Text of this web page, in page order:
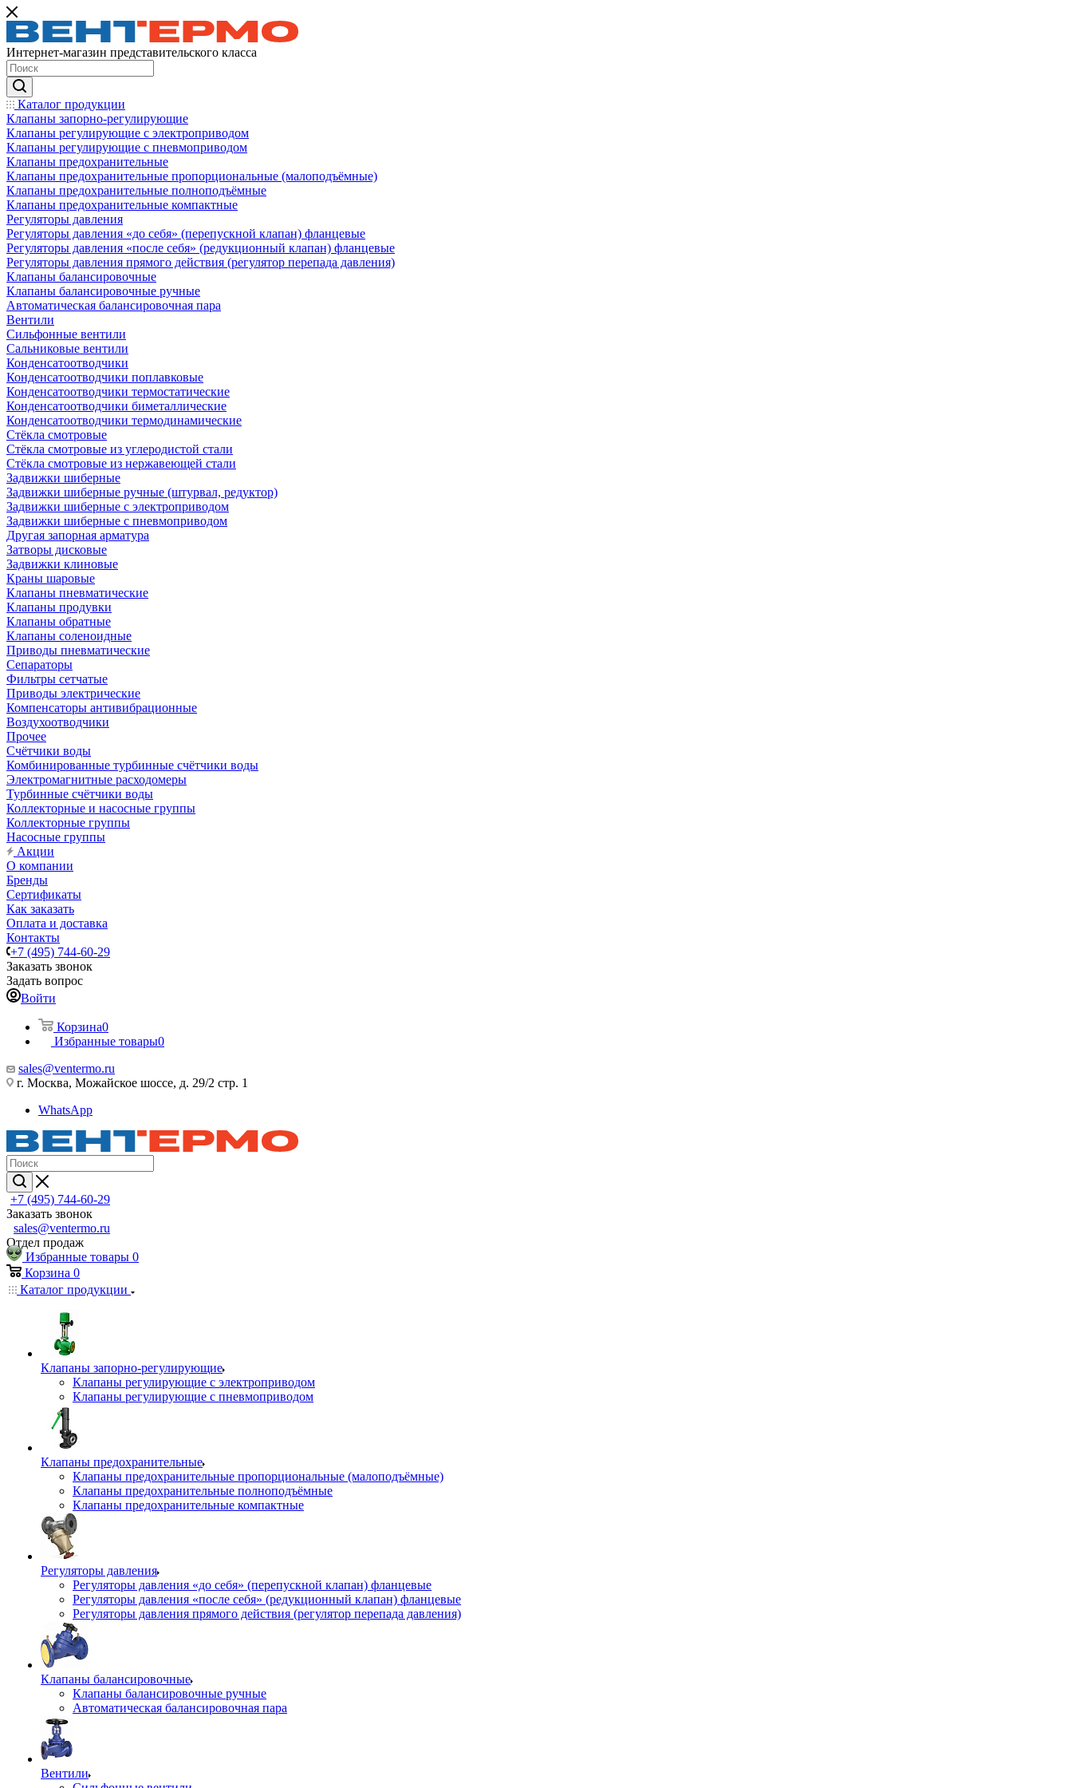
Интернет-магазин представительского класса
Каталог продукции
Клапаны запорно-регулирующие
Клапаны регулирующие с электроприводом
Клапаны регулирующие с пневмоприводом
Клапаны предохранительные
Клапаны предохранительные пропорциональные (малоподъёмные)
Клапаны предохранительные полноподъёмные
Клапаны предохранительные компактные
Регуляторы давления
Регуляторы давления «до себя» (перепускной клапан) фланцевые
Регуляторы давления «после себя» (редукционный клапан) фланцевые
Регуляторы давления прямого действия (регулятор перепада давления)
Клапаны балансировочные
Клапаны балансировочные ручные
Автоматическая балансировочная пара
Вентили
Сильфонные вентили
Сальниковые вентили
Конденсатоотводчики
Конденсатоотводчики поплавковые
Конденсатоотводчики термостатические
Конденсатоотводчики биметаллические
Конденсатоотводчики термодинамические
Стёкла смотровые
Стёкла смотровые из углеродистой стали
Стёкла смотровые из нержавеющей стали
Задвижки шиберные
Задвижки шиберные ручные (штурвал, редуктор)
Задвижки шиберные с электроприводом
Задвижки шиберные с пневмоприводом
Другая запорная арматура
Затворы дисковые
Задвижки клиновые
Краны шаровые
Клапаны пневматические
Клапаны продувки
Клапаны обратные
Клапаны соленоидные
Приводы пневматические
Сепараторы
Фильтры сетчатые
Приводы электрические
Компенсаторы антивибрационные
Воздухоотводчики
Прочее
Счётчики воды
Комбинированные турбинные счётчики воды
Электромагнитные расходомеры
Турбинные счётчики воды
Коллекторные и насосные группы
Коллекторные группы
Насосные группы
Акции
О компании
Бренды
Сертификаты
Как заказать
Оплата и доставка
Контакты
+7 (495) 744-60-29
Заказать звонок
Задать вопрос
Войти
Корзина0
Избранные товары0
sales@ventermo.ru
г. Москва, Можайское шоссе, д. 29/2 стр. 1
WhatsApp
+7 (495) 744-60-29
Заказать звонок
sales@ventermo.ru
Отдел продаж
Избранные товары 0
Корзина 0
Каталог продукции
Клапаны запорно-регулирующие
Клапаны регулирующие с электроприводом
Клапаны регулирующие с пневмоприводом
Клапаны предохранительные
Клапаны предохранительные пропорциональные (малоподъёмные)
Клапаны предохранительные полноподъёмные
Клапаны предохранительные компактные
Регуляторы давления
Регуляторы давления «до себя» (перепускной клапан) фланцевые
Регуляторы давления «после себя» (редукционный клапан) фланцевые
Регуляторы давления прямого действия (регулятор перепада давления)
Клапаны балансировочные
Клапаны балансировочные ручные
Автоматическая балансировочная пара
Вентили